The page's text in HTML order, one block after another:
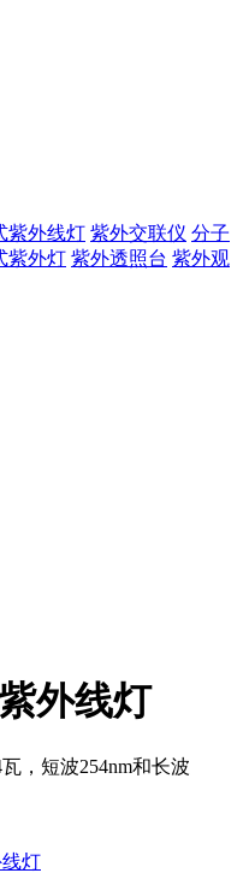
紫外线灯 紫外交联仪 分子
紫外灯 紫外透照台 紫外观
外线灯
，短波254nm和长波
灯